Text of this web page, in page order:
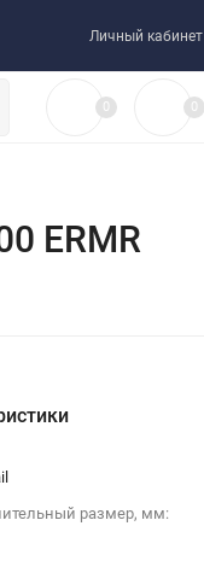
Личный кабинет
0 0
ERMR
размер, мм: